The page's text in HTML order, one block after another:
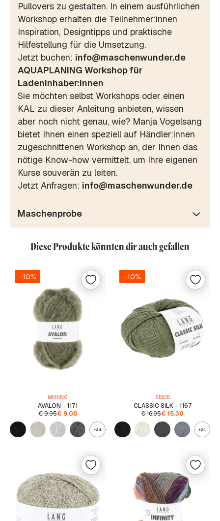
Pullovers zu gestalten. In einem ausführlichen
Workshop erhalten die Teilnehmer:innen
Inspiration, Designtipps und praktische
Hilfestellung für die Umsetzung.
Jetzt buchen: info@maschenwunder.de
AQUAPLANING Workshop für
Ladeninhaber:innen
Sie möchten selbst Workshops oder einen
KAL zu dieser Anleitung anbieten, wissen
aber noch nicht genau, wie? Manja Vogelsang
bietet Ihnen einen speziell auf Händler:innen
zugeschnittenen Workshop an, der Ihnen das
nötige Know-how vermittelt, um Ihre eigenen
Kurse souverän zu leiten.
Jetzt Anfragen: info@maschenwunder.de
Maschenprobe
Diese Produkte könnten dir auch gefallen
-10%
MERINO
AVALON - 1171
€9.95€ 9.00
+24
-10%
SEIDE
CLASSIC SILK - 1167
€16.95€ 15.30
+24